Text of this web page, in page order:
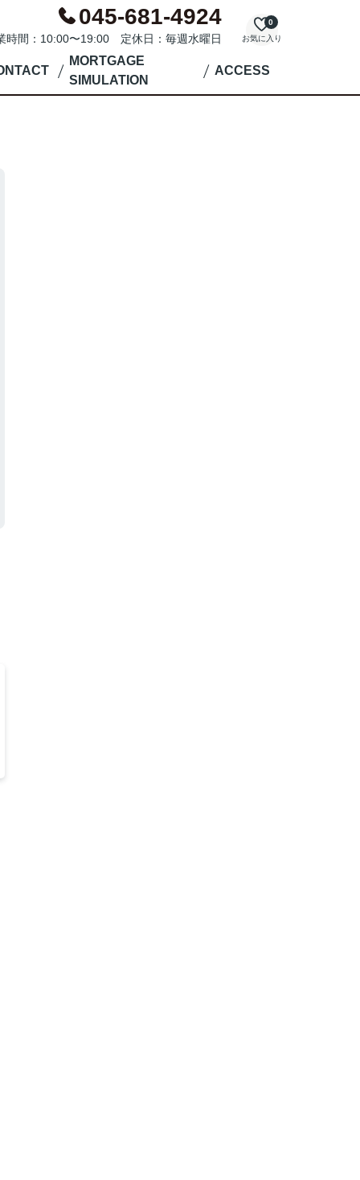
045-681-4924
時間：10:00〜19:00 定休日：毎週水曜日 お気に入り
0
MORTGAGE
SIMULATION
ACCESS